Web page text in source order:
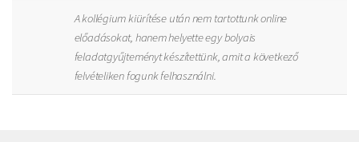
A kollégium kiürítése után nem tartottunk online
előadásokat, hanem helyette egy bolyais
feladatgyűjteményt készítettünk, amit a következő
felvételiken fogunk felhasználni.